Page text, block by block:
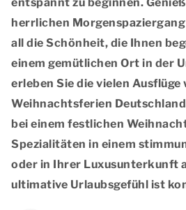
entspannt zu beginnen.
herrlichen
all die Schönheit, die Ihnen
einem gemütlichen Ort in der
erleben Sie die vielen Ausflüge
Weihnachtsferien
bei einem festlichen
Spezialitäten in einem
oder in Ihrer Luxusunterkunft
ultimative Urlaubsgefühl ist